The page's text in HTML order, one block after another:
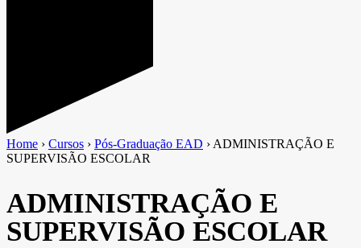
Home › Cursos › Pós-Graduação EAD › ADMINISTRAÇÃO E
SUPERVISÃO ESCOLAR
ADMINISTRAÇÃO E
SUPERVISÃO ESCOLAR